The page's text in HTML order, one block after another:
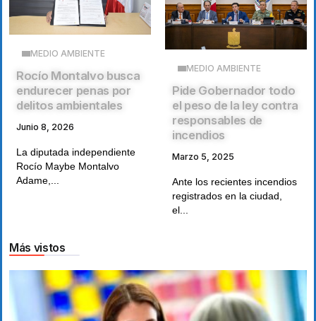
MEDIO AMBIENTE
Rocío Montalvo busca
endurecer penas por
delitos ambientales
Junio 8, 2026
La diputada independiente
Rocío Maybe Montalvo
Adame,...
MEDIO AMBIENTE
Pide Gobernador todo
el peso de la ley contra
responsables de
incendios
Marzo 5, 2025
Ante los recientes incendios
registrados en la ciudad,
el...
Más vistos